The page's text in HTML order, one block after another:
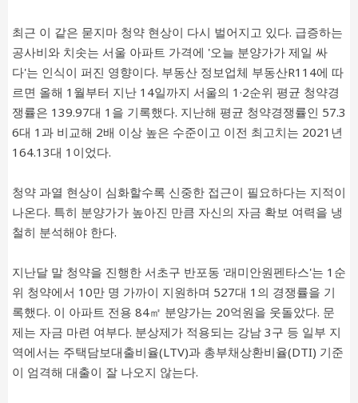
최근 이 같은 묻지마 청약 현상이 다시 벌어지고 있다. 급증하는
공사비와 치솟는 서울 아파트 가격에 '오늘 분양가가 제일 싸
다'는 인식이 퍼진 영향이다. 부동산 정보업체 부동산R114에 따
르면 올해 1월부터 지난 14일까지 서울의 1·2순위 평균 청약경
쟁률은 139.97대 1을 기록했다. 지난해 평균 청약경쟁률인 57.3
6대 1과 비교해 2배 이상 높은 수준이고 이전 최고치는 2021년
164.13대 1이었다.
청약 과열 현상이 심화할수록 신중한 접근이 필요하다는 지적이
나온다. 특히 분양가가 높아진 만큼 자신의 자금 확보 여력을 냉
철히 분석해야 한다.
지난달 말 청약을 진행한 서초구 반포동 '래미안원펜타스'는 1순
위 청약에서 10만 명 가까이 지원하며 527대 1의 경쟁률을 기
록했다. 이 아파트 전용 84㎡ 분양가는 20억원을 웃돌았다. 문
제는 자금 마련 여부다. 분상제가 적용되는 강남 3구 등 일부 지
역에서는 주택담보대출비율(LTV)과 총부채상환비율(DTI) 기준
이 엄격해 대출이 잘 나오지 않는다.